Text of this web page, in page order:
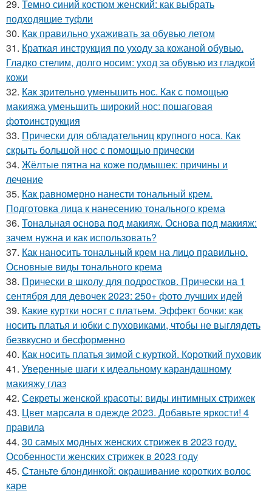
29. Темно синий костюм женский: как выбрать
подходящие туфли
30. Как правильно ухаживать за обувью летом
31. Краткая инструкция по уходу за кожаной обувью.
Гладко стелим, долго носим: уход за обувью из гладкой
кожи
32. Как зрительно уменьшить нос. Как с помощью
макияжа уменьшить широкий нос: пошаговая
фотоинструкция
33. Прически для обладательниц крупного носа. Как
скрыть большой нос с помощью прически
34. Жёлтые пятна на коже подмышек: причины и
лечение
35. Как равномерно нанести тональный крем.
Подготовка лица к нанесению тонального крема
36. Тональная основа под макияж. Основа под макияж:
зачем нужна и как использовать?
37. Как наносить тональный крем на лицо правильно.
Основные виды тонального крема
38. Прически в школу для подростков. Прически на 1
сентября для девочек 2023: 250+ фото лучших идей
39. Какие куртки носят с платьем. Эффект бочки: как
носить платья и юбки с пуховиками, чтобы не выглядеть
безвкусно и бесформенно
40. Как носить платья зимой с курткой. Короткий пуховик
41. Уверенные шаги к идеальному карандашному
макияжу глаз
42. Секреты женской красоты: виды интимных стрижек
43. Цвет марсала в одежде 2023. Добавьте яркости! 4
правила
44. 30 самых модных женских стрижек в 2023 году.
Особенности женских стрижек в 2023 году
45. Станьте блондинкой: окрашивание коротких волос
каре